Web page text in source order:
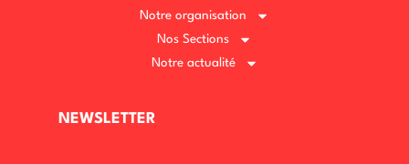
Notre organisation
Nos Sections
Notre actualité
NEWSLETTER